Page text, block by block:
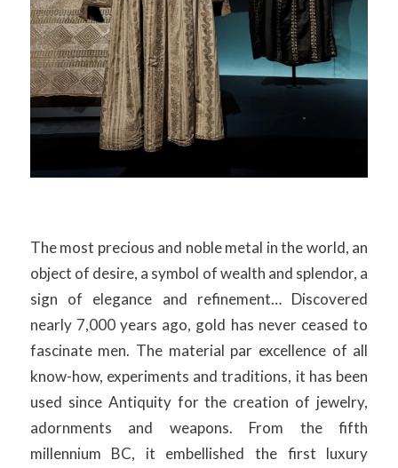
The most precious and noble metal in the world, an
object of desire, a symbol of wealth and splendor, a
sign of elegance and refinement… Discovered
nearly 7,000 years ago, gold has never ceased to
fascinate men. The material par excellence of all
know-how, experiments and traditions, it has been
used since Antiquity for the creation of jewelry,
adornments and weapons. From the fifth
millennium BC, it embellished the first luxury